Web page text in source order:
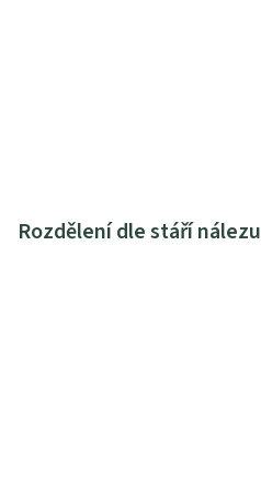
Rozdělení dle stáří nálezu